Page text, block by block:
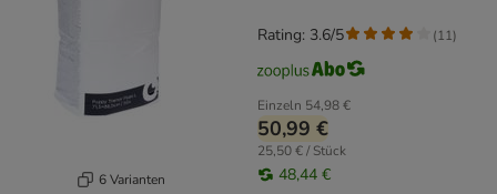
6 Varianten
Einzeln 54,98 €
50,99 €
25,50 € / Stück
48,44 €
Rating: 3.6/5 (11)